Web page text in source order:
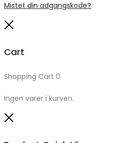
Mistet din adgangskode?
Cart
Shopping Cart 0
Ingen varer i kurven.